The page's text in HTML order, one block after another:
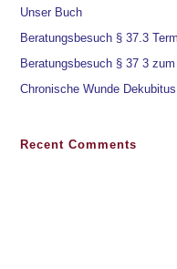
Unser Buch
Beratungsbesuch § 37.3
Beratungsbesuch § 37 3
Chronische Wunde Dekubitus
Recent Comments